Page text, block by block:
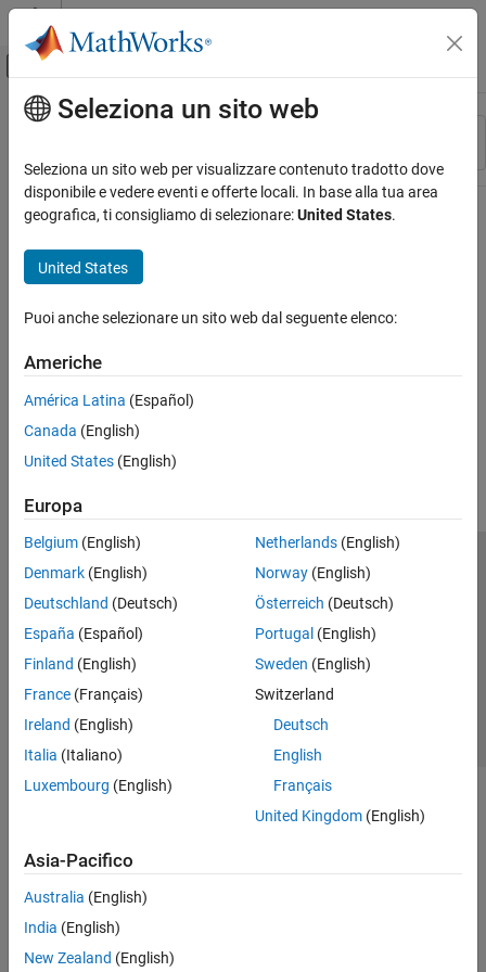
Vai al contenuto
Attiva/disattiva menu di navigazione
Risorsa
Stato
Contenuto principale
Seleziona un sito web
Seleziona un sito web per visualizzare contenuto tradotto dove
disponibile e vedere eventi e offerte locali. In base alla tua area
geografica, ti consigliamo di selezionare:United States.
United States
Puoi anche selezionare un sito web dal seguente elenco:
Americhe
América Latina (Español)
Canada (English)
United States (English)
Europa
Belgium (English)
Denmark (English)
Deutschland (Deutsch)
España (Español)
Finland (English)
France (Français)
Ireland (English)
Italia (Italiano)
Luxembourg (English)
Netherlands(English)
Norway(English)
Österreich (Deutsch)
Portugal (English)
Sweden (English)
Switzerland
Deutsch
English
Français
United Kingdom(English)
Asia-Pacifico
Australia (English)
India (English)
New Zealand (English)
Centro di fiducia
Informativa sulla privacy
Antipirateria
Stato dell'applicazione
Contatti
© 1994-2026 The MathWorks, Inc.